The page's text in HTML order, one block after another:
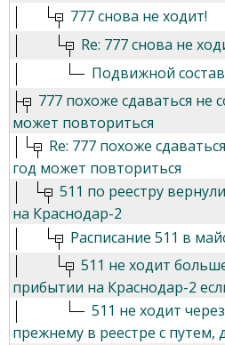
777 снова не ходит!
Re: 777 снова не
Подвижной состав
777 похоже сдаваться не
может повториться
Re: 777 похоже
год может повториться
511 по реестру
на Краснодар-2
Расписание 511 в
511 не ходит
прибытии на Краснодар-2
511 не ходит
прежнему в реестре с